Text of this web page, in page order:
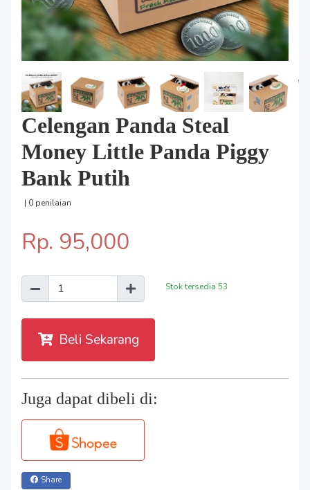
Celengan Panda Steal
Money Little Panda Piggy
Bank Putih
| 0 penilaian
Rp. 95,000
Stok tersedia 53
Beli Sekarang
Juga dapat dibeli di:
Share